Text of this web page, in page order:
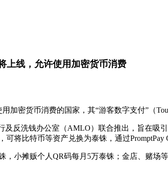
上线，允许使用加密货币消费
加密货币消费的国家，其“游客数字支付”（
及反洗钱办公室（AMLO）联合推出，旨在
将比特币等资产兑换为泰铢，通过PromptPay
，小摊贩个人QR码每月5万泰铢；金店、赌